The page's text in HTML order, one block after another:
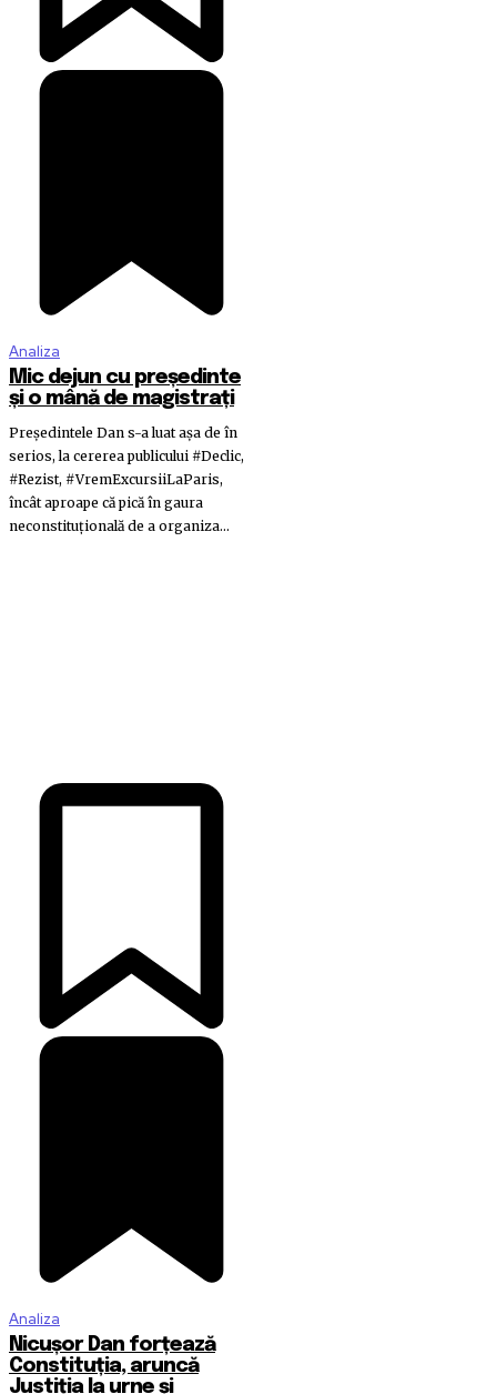
Analiza
Mic dejun cu președinte
și o mână de magistrați
Președintele Dan s-a luat așa de în
serios, la cererea publicului #Declic,
#Rezist, #VremExcursiiLaParis,
încât aproape că pică în gaura
neconstituțională de a organiza...
Analiza
Nicușor Dan forțează
Constituția, aruncă
Justiția la urne și